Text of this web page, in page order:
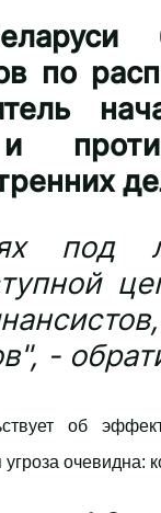
по
и
под
-
об
очевидна: